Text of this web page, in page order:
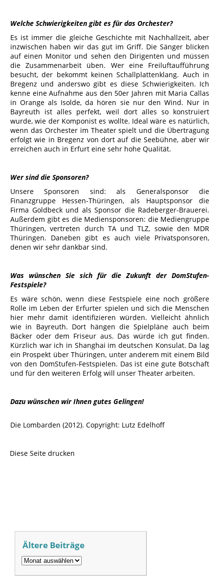
Welche Schwierigkeiten gibt es für das Orchester?
Es ist immer die gleiche Geschichte mit Nachhallzeit, aber
inzwischen haben wir das gut im Griff. Die Sänger blicken
auf einen Monitor und sehen den Dirigenten und müssen
die Zusammenarbeit üben. Wer eine Freiluftaufführung
besucht, der bekommt keinen Schallplattenklang. Auch in
Bregenz und anderswo gibt es diese Schwierigkeiten. Ich
kenne eine Aufnahme aus den 50er Jahren mit Maria Callas
in Orange als Isolde, da hören sie nur den Wind. Nur in
Bayreuth ist alles perfekt, weil dort alles so konstruiert
wurde, wie der Komponist es wollte. Ideal wäre es natürlich,
wenn das Orchester im Theater spielt und die Übertragung
erfolgt wie in Bregenz von dort auf die Seebühne, aber wir
erreichen auch in Erfurt eine sehr hohe Qualität.
Wer sind die Sponsoren?
Unsere Sponsoren sind: als Generalsponsor die
Finanzgruppe Hessen-Thüringen, als Hauptsponsor die
Firma Goldbeck und als Sponsor die Radeberger-Brauerei.
Außerdem gibt es die Mediensponsoren: die Mediengruppe
Thüringen, vertreten durch TA und TLZ, sowie den MDR
Thüringen. Daneben gibt es auch viele Privatsponsoren,
denen wir sehr dankbar sind.
Was wünschen Sie sich für die Zukunft der DomStufen-
Festspiele?
Es wäre schön, wenn diese Festspiele eine noch größere
Rolle im Leben der Erfurter spielen und sich die Menschen
hier mehr damit identifizieren würden. Vielleicht ähnlich
wie in Bayreuth. Dort hängen die Spielpläne auch beim
Bäcker oder dem Friseur aus. Das würde ich gut finden.
Kürzlich war ich in Shanghai im deutschen Konsulat. Da lag
ein Prospekt über Thüringen, unter anderem mit einem Bild
von den DomStufen-Festspielen. Das ist eine gute Botschaft
und für den weiteren Erfolg will unser Theater arbeiten.
Dazu wünschen wir Ihnen gutes Gelingen!
Die Lombarden (2012). Copyright: Lutz Edelhoff
Diese Seite drucken
Ältere Beiträge